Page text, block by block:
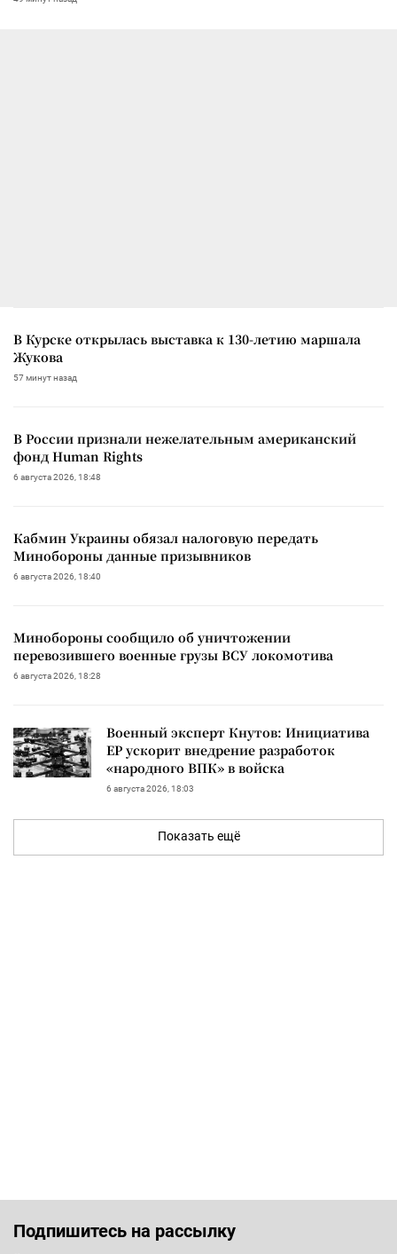
В Курске открылась выставка к 130-летию маршала
Жукова
57 минут назад
В России признали нежелательным американский
фонд Human Rights
6 августа 2026, 18:48
Кабмин Украины обязал налоговую передать
Минобороны данные призывников
6 августа 2026, 18:40
Минобороны сообщило об уничтожении
перевозившего военные грузы ВСУ локомотива
6 августа 2026, 18:28
Военный эксперт Кнутов: Инициатива
ЕР ускорит внедрение разработок
«народного ВПК» в войска
6 августа 2026, 18:03
Показать ещё
Подпишитесь на рассылку